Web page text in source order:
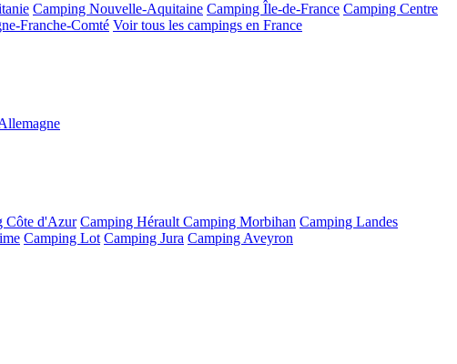
Camping Nouvelle-Aquitaine Camping Île-de-France Camping Centre
Franche-Comté Voir tous les campings en France
Côte d'Azur Camping Hérault Camping Morbihan Camping Landes
Camping Lot Camping Jura Camping Aveyron